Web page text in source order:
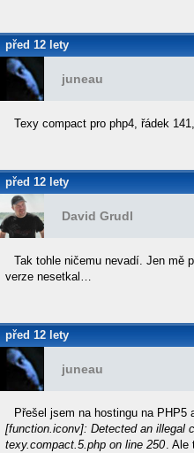
před 12 lety
juneau
Texy compact pro php4, řádek
před 12 lety
David Grudl
Tak tohle ničemu nevadí. Jen mě
verze nesetkal…
před 12 lety
juneau
Přešel jsem na hostingu na
[function.iconv]: Detected an illegal
texy.compact.5.php on line 250. Ale